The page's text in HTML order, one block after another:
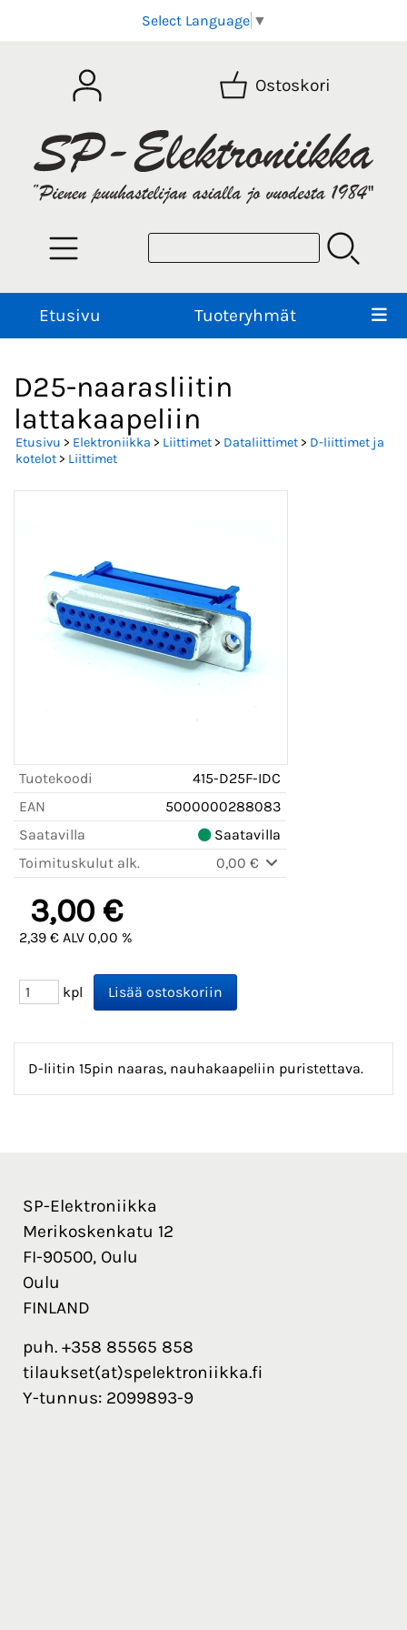
Select Language ▼
Ostoskori
Etusivu Tuoteryhmät
D25-naarasliitin
lattakaapeliin
Etusivu > Elektroniikka > Liittimet> Dataliittimet> D-liittimet ja
kotelot> Liittimet
Tuotekoodi
415-D25F-IDC
EAN
5000000288083
Saatavilla
Saatavilla
Toimituskulut alk.
0,00 €
3,00 €
2,39 € ALV 0,00 %
kpl
D-liitin 15pin naaras, nauhakaapeliin puristettava.
SP-Elektroniikka
Merikoskenkatu 12
FI-90500, Oulu
Oulu
FINLAND
puh. +358 85565 858
tilaukset(at)spelektroniikka.fi
Y-tunnus: 2099893-9